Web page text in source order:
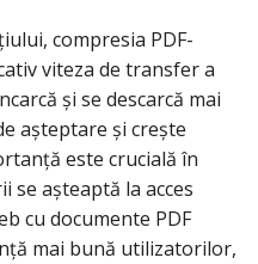
compresia PDF-
viteza de transfer a
și se descarcă mai
așteptare și crește
este crucială în
se așteaptă la acces
cu documente PDF
mai bună utilizatorilor,